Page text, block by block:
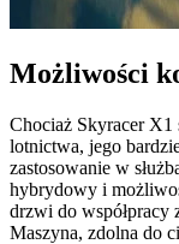
Możliwości
Chociaż Skyracer X1
lotnictwa, jego
zastosowanie w
hybrydowy i
drzwi do współpracy
Maszyna, zdolna do